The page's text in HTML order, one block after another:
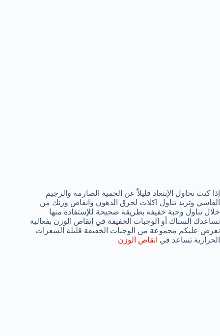
إذا كنت تحاول الإبتعاد قليلاً عن الحمية الصارمة والرجيم
القاسي وتريد تناول اكلات لحرق الدهون وانقاص وزنك من
خلال تناول وجبة خفيفة بطريقة صحيحة للإستفادة منها
تساعدك السناك أو الوجبات الخفيفة في إنقاص الوزن بفعالية
نعرض عليكم مجموعة من الوجبات الخفيفة قليلة السعرات
الحرارية تساعد في انقاص الوزن